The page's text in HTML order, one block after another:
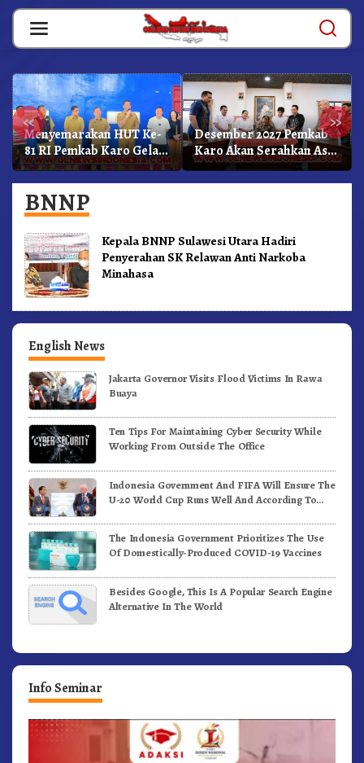
Skip
content
« »
Menyemarakan HUT Ke-
81 RI Pemkab Karo Gelar
Pertandingan Olahraga
Desember 2027 Pemkab
Karo Akan Serahkan Aset
RSUD Kabanjahe Ke
Moderamen GBKP
BNNP
Kepala BNNP Sulawesi Utara Hadiri
Penyerahan SK Relawan Anti Narkoba
Minahasa
English News
Jakarta Governor Visits Flood Victims In Rawa
Buaya
Ten Tips For Maintaining Cyber Security While
Working From Outside The Office
Indonesia Government And FIFA Will Ensure The
U-20 World Cup Runs Well And According To
The Indonesia Government Prioritizes The Use
Of Domestically-Produced COVID-19 Vaccines
Besides Google, This Is A Popular Search Engine
Alternative In The World
Info Seminar